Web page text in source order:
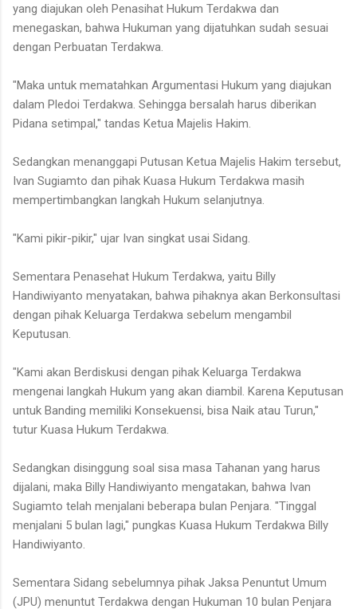
yang diajukan oleh Penasihat Hukum Terdakwa dan
menegaskan, bahwa Hukuman yang dijatuhkan sudah sesuai
dengan Perbuatan Terdakwa.
"Maka untuk mematahkan Argumentasi Hukum yang diajukan
dalam Pledoi Terdakwa. Sehingga bersalah harus diberikan
Pidana setimpal," tandas Ketua Majelis Hakim.
Sedangkan menanggapi Putusan Ketua Majelis Hakim tersebut,
Ivan Sugiamto dan pihak Kuasa Hukum Terdakwa masih
mempertimbangkan langkah Hukum selanjutnya.
"Kami pikir-pikir," ujar Ivan singkat usai Sidang.
Sementara Penasehat Hukum Terdakwa, yaitu Billy
Handiwiyanto menyatakan, bahwa pihaknya akan Berkonsultasi
dengan pihak Keluarga Terdakwa sebelum mengambil
Keputusan.
"Kami akan Berdiskusi dengan pihak Keluarga Terdakwa
mengenai langkah Hukum yang akan diambil. Karena Keputusan
untuk Banding memiliki Konsekuensi, bisa Naik atau Turun,"
tutur Kuasa Hukum Terdakwa.
Sedangkan disinggung soal sisa masa Tahanan yang harus
dijalani, maka Billy Handiwiyanto mengatakan, bahwa Ivan
Sugiamto telah menjalani beberapa bulan Penjara. "Tinggal
menjalani 5 bulan lagi," pungkas Kuasa Hukum Terdakwa Billy
Handiwiyanto.
Sementara Sidang sebelumnya pihak Jaksa Penuntut Umum
(JPU) menuntut Terdakwa dengan Hukuman 10 bulan Penjara